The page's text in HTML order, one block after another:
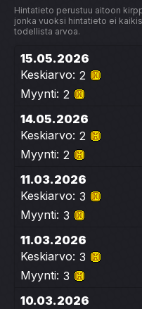
Hintatieto perustuu aitoon
jonka vuoksi hintatieto ei
todellista arvoa.
15.05.2026
Keskiarvo: 2
Myynti: 2
14.05.2026
Keskiarvo: 2
Myynti: 2
11.03.2026
Keskiarvo: 3
Myynti: 3
11.03.2026
Keskiarvo: 3
Myynti: 3
10.03.2026